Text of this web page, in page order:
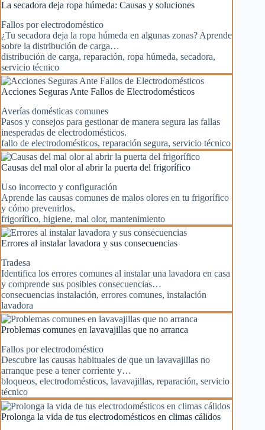
La secadora deja ropa húmeda: Causas y soluciones
Fallos por electrodoméstico
¿Tu secadora deja la ropa húmeda en algunas zonas? Aprende
sobre la distribución de carga…
distribución de carga, reparación, ropa húmeda, secadora,
servicio técnico
Acciones Seguras Ante Fallos de Electrodomésticos
Averías domésticas comunes
Pasos y consejos para gestionar de manera segura las fallas
inesperadas de electrodomésticos.
fallo de electrodomésticos, reparación segura, servicio técnico
Causas del mal olor al abrir la puerta del frigorífico
Uso incorrecto y configuración
Aprende las causas comunes de malos olores en tu frigorífico
y cómo prevenirlos.
frigorífico, higiene, mal olor, mantenimiento
Errores al instalar lavadora y sus consecuencias
Tradesa
Identifica los errores comunes al instalar una lavadora en casa
y comprende sus posibles consecuencias…
consecuencias instalación, errores comunes, instalación
lavadora
Problemas comunes en lavavajillas que no arranca
Fallos por electrodoméstico
Descubre las causas habituales de que un lavavajillas no
arranque pese a tener corriente y…
bloqueos, electrodomésticos, lavavajillas, reparación, servicio
técnico
Prolonga la vida de tus electrodomésticos en climas cálidos